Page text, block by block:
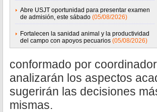
Abre USJT oportunidad para presentar examen
de admisión, este sábado (05/08/2026)
Fortalecen la sanidad animal y la productividad
del campo con apoyos pecuarios (05/08/2026)
conformado por
analizarán los aspectos
sugerirán las decisiones
mismas.